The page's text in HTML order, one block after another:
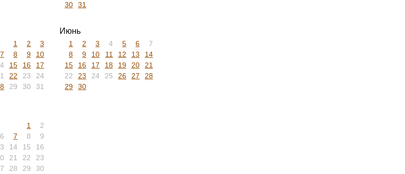
30
31
1 2
3
7 8 9
10
15 16
17
22 23
24
29 30 31
Июнь
1 2 3 4 5 6
7
8
9 10 11 12 13
14
15
16 17 18 19 20
21
22
23 24 25 26 27
28
29
30
1
2
6 7 8
9
14 15
16
21 22
23
28 29
30